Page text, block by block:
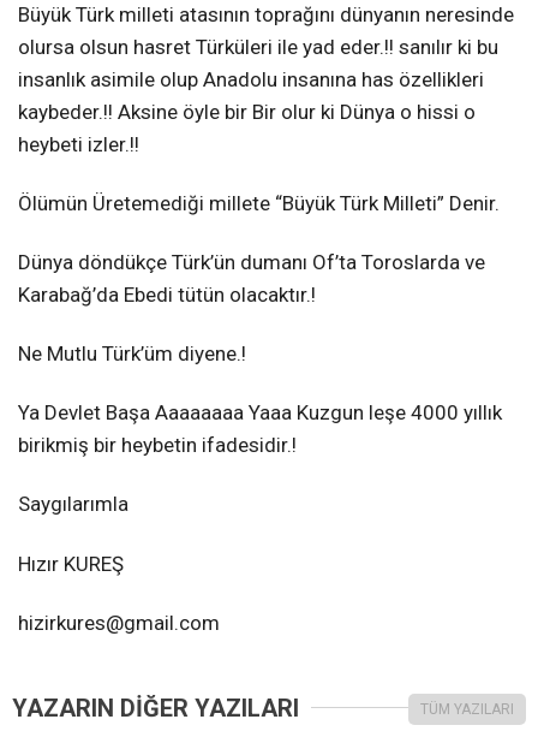
Büyük Türk milleti atasının toprağını dünyanın neresinde
olursa olsun hasret Türküleri ile yad eder.!! sanılır ki bu
insanlık asimile olup Anadolu insanına has özellikleri
kaybeder.!! Aksine öyle bir Bir olur ki Dünya o hissi o
heybeti izler.!!
Ölümün Üretemediği millete “Büyük Türk Milleti” Denir.
Dünya döndükçe Türk’ün dumanı Of’ta Toroslarda ve
Karabağ’da Ebedi tütün olacaktır.!
Ne Mutlu Türk’üm diyene.!
Ya Devlet Başa Aaaaaaaa Yaaa Kuzgun leşe 4000 yıllık
birikmiş bir heybetin ifadesidir.!
Saygılarımla
Hızır KUREŞ
hizirkures@gmail.com
YAZARIN DİĞER YAZILARI TÜM YAZILARI